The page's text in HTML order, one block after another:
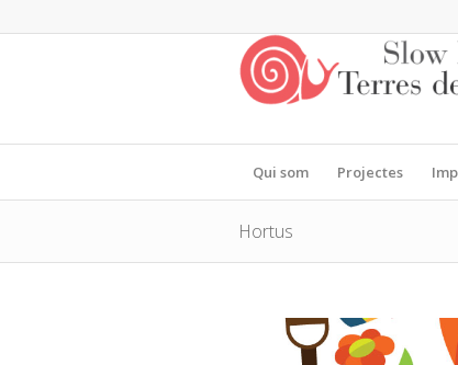
Qui som Projectes
Hortus